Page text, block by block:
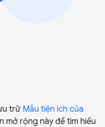
trữ Mẫu tiện ích của
mở rộng này để tìm hiểu